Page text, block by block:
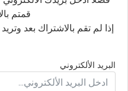
قمتم
إذا لم تقم بالاشتراك بعد
البريد الألكتروني